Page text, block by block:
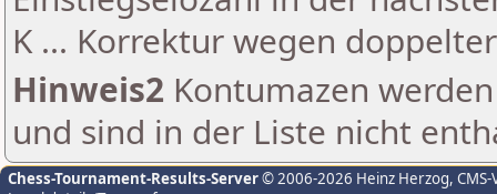
K ... Korrektur wegen
Hinweis2 Kontumazen
und sind in der Liste nicht
Chess-Tournament-Results-Server© 2006-2026 Heinz Herzog,